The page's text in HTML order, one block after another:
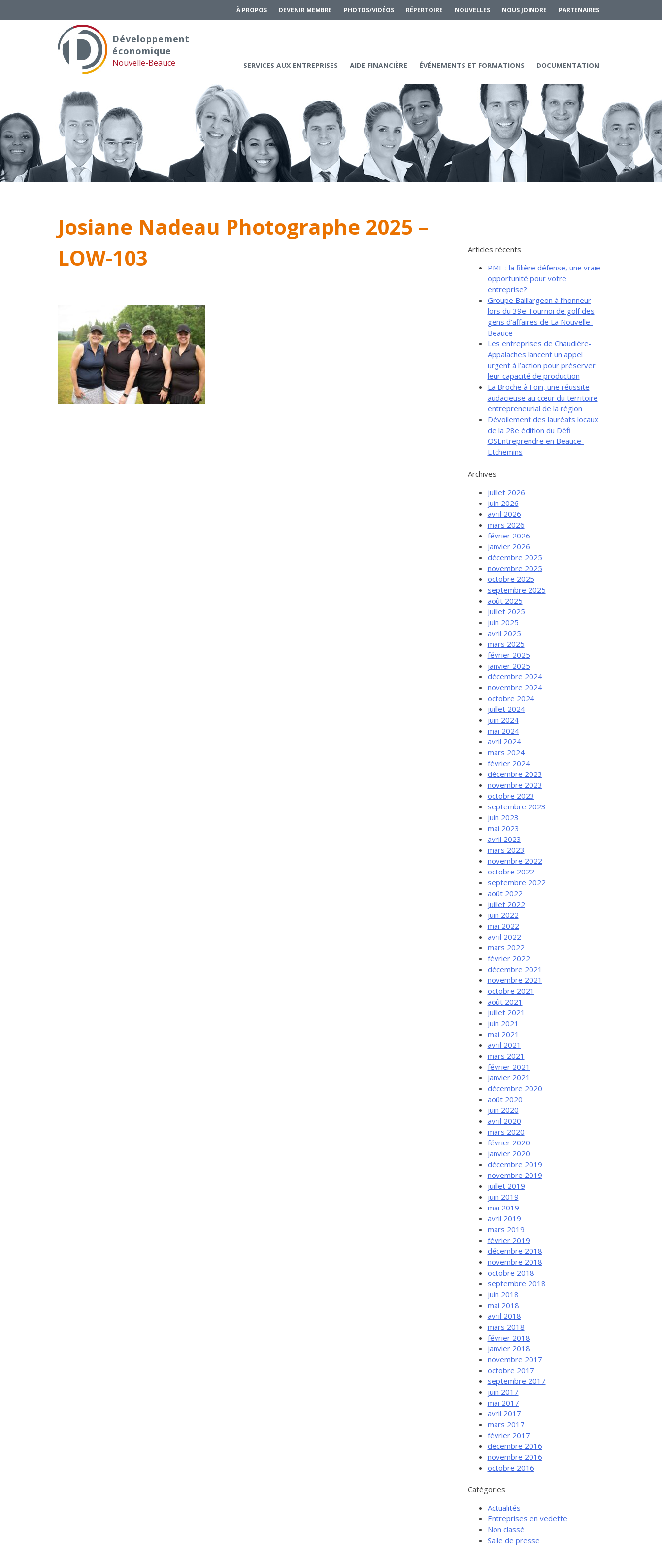
Services aux entreprises
Innovation / Productivité
Investir en Nouvelle-Beauce
Services-conseils – démarrage
À PROPOS DEVENIR MEMBRE PHOTOS/VIDÉOS RÉPERTOIRE NOUVELLES NOUS JOINDRE PARTENAIRES
Développement
économique
Nouvelle-Beauce SERVICES AUX ENTREPRISES AIDE FINANCIÈRE ÉVÉNEMENTS ET FORMATIONS DOCUMENTATION
Josiane Nadeau Photographe 2025 –
LOW-103
Articles récents
PME : la filière défense, une vraie
opportunité pour votre
entreprise?
Groupe Baillargeon à l’honneur
lors du 39e Tournoi de golf des
gens d’affaires de La Nouvelle-
Beauce
Les entreprises de Chaudière-
Appalaches lancent un appel
urgent à l’action pour préserver
leur capacité de production
La Broche à Foin, une réussite
audacieuse au cœur du territoire
entrepreneurial de la région
Dévoilement des lauréats locaux
de la 28e édition du Défi
OSEntreprendre en Beauce-
Etchemins
Archives
juillet 2026
juin 2026
avril 2026
mars 2026
février 2026
janvier 2026
décembre 2025
novembre 2025
octobre 2025
septembre 2025
août 2025
juillet 2025
juin 2025
avril 2025
mars 2025
février 2025
janvier 2025
décembre 2024
novembre 2024
octobre 2024
juillet 2024
juin 2024
mai 2024
avril 2024
mars 2024
février 2024
décembre 2023
novembre 2023
octobre 2023
septembre 2023
juin 2023
mai 2023
avril 2023
mars 2023
novembre 2022
octobre 2022
septembre 2022
août 2022
juillet 2022
juin 2022
mai 2022
avril 2022
mars 2022
février 2022
décembre 2021
novembre 2021
octobre 2021
août 2021
juillet 2021
juin 2021
mai 2021
avril 2021
mars 2021
février 2021
janvier 2021
décembre 2020
août 2020
juin 2020
avril 2020
mars 2020
février 2020
janvier 2020
décembre 2019
novembre 2019
juillet 2019
juin 2019
mai 2019
avril 2019
mars 2019
février 2019
décembre 2018
novembre 2018
octobre 2018
septembre 2018
juin 2018
mai 2018
avril 2018
mars 2018
février 2018
janvier 2018
novembre 2017
octobre 2017
septembre 2017
juin 2017
mai 2017
avril 2017
mars 2017
février 2017
décembre 2016
novembre 2016
octobre 2016
Catégories
Actualités
Entreprises en vedette
Non classé
Salle de presse